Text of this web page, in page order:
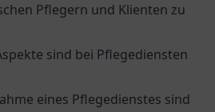
Pflegern und Klienten zu
sind bei Pflegediensten
eines Pflegedienstes sind